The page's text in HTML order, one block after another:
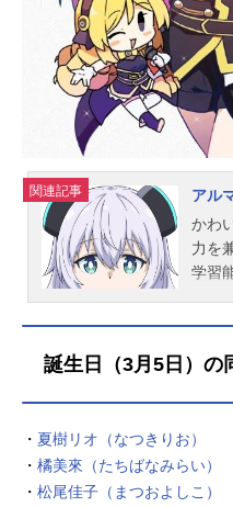
ャス
川口
ル：
松岡
木悠
菜喜
メナ
純エ
関連記事
アル
かわ
力を
学習
界に
メは
能AI
ため
誕生日（3月5日）の
・ 夏樹リオ（なつきりお）
・ 橘美來（たちばなみらい）
・ 松尾佳子（まつおよしこ）